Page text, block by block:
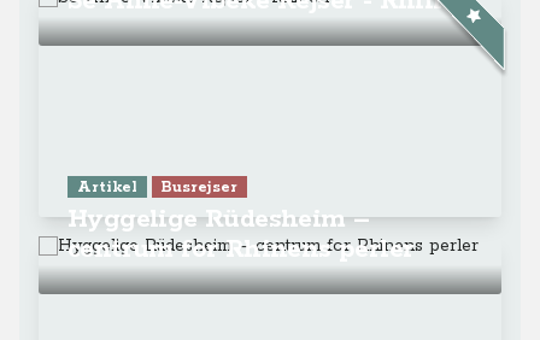
Artikel Busrejser
Hyggelige Rüdesheim –
centrum for Rhinens perler